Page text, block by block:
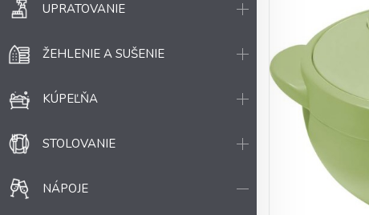
UPRATOVANIE
ŽEHLENIE A SUŠENIE
KÚPEĽŇA
STOLOVANIE
NÁPOJE